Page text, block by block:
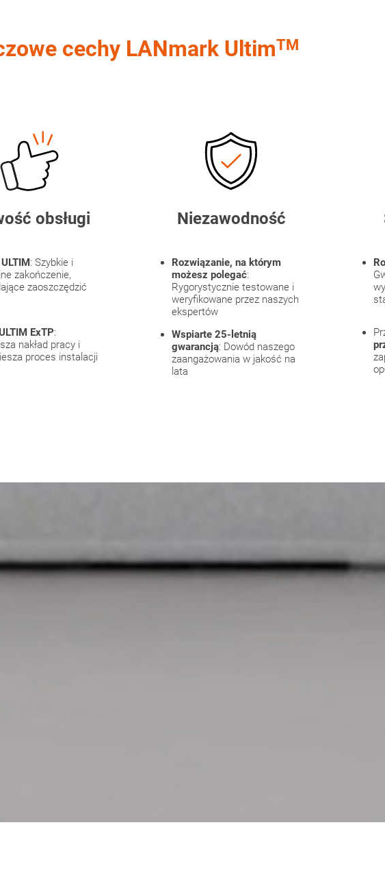
cechy LANmark UltimTM
obsługi
: Szybkie i
zakończenie,
zaoszczędzić
ExTP:
nakład pracy i
proces instalacji
Niezawodność
Rozwiązanie, na którym
możesz polegać:
Rygorystycznie testowane i
weryfikowane przez naszych
ekspertów
Wspiarte 25-letnią
gwarancją: Dowód naszego
zaangażowania w jakość na
lata